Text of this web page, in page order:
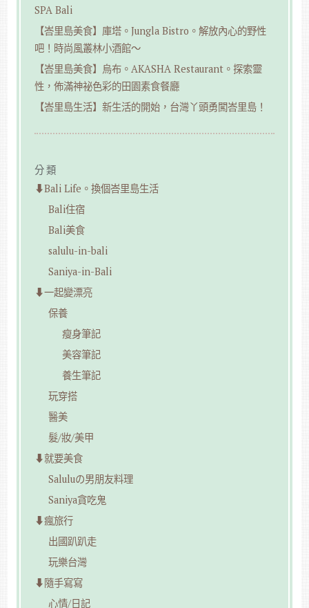
SPA Bali
【峇里島美食】庫塔。Jungla Bistro。解放內心的野性
吧！時尚風叢林小酒館～
【峇里島美食】烏布。AKASHA Restaurant。探索靈
性，佈滿神祕色彩的田園素食餐廳
【峇里島生活】新生活的開始，台灣丫頭勇闖峇里島！
分類
⬇︎Bali Life。換個峇里島生活
Bali住宿
Bali美食
salulu-in-bali
Saniya-in-Bali
⬇︎一起變漂亮
保養
瘦身筆記
美容筆記
養生筆記
玩穿搭
醫美
髮/妝/美甲
⬇︎就要美食
Saluluの男朋友料理
Saniya貪吃鬼
⬇︎瘋旅行
出國趴趴走
玩樂台灣
⬇︎隨手寫寫
心情/日記